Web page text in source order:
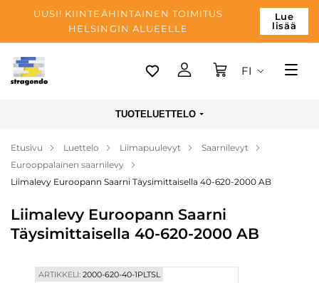
UUSI! KIINTEÄHINTAINEN TOIMITUS
HELSINGIN ALUEELLE
Lue
lisää
Tallinn
Maksu
Yrityksen
Blogi
Yhteystiedot
FI
TUOTELUETTELO
Etusivu Luettelo Liimapuulevyt
Saarnilevyt
Eurooppalainen saarnilevy
Liimalevy Euroopann Saarni Täysimittaisella 40-620-2000 AB
Liimalevy Euroopann Saarni
Täysimittaisella 40-620-2000 AB
ARTIKKELI:2000-620-40-1PLTSL